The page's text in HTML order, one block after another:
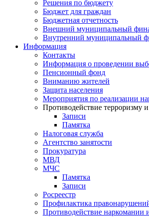
Решения по бюджету
Бюджет для граждан
Бюджетная отчетность
Внешний муниципальный
Внутренний муниципальный
Информация
Контакты
Информация о проведении
Пенсионный фонд
Вниманию жителей
Защита населения
Мероприятия по реализации
Противодействие терроризму
Записи
Памятка
Налоговая служба
Агентство занятости
Прокуратура
МВД
МЧС
Памятка
Записи
Росреестр
Профилактика
Противодействие наркомании